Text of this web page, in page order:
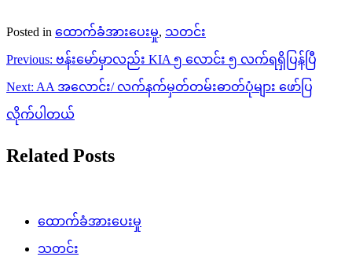
Posted in ထောက်ခံအားပေးမှု, သတင်း
Post
navigation
Previous: ဗန်းမော်မှာလည်း KIA ၅ လောင်း ၅ လက်ရရှိပြန်ပြီ
Next: AA အလောင်း/ လက်နက်မှတ်တမ်းဓာတ်ပုံများ ဖော်ပြ
လိုက်ပါတယ်
Related Posts
ထောက်ခံအားပေးမှု
သတင်း